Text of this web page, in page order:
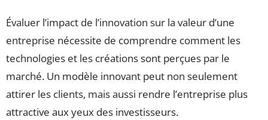
Évaluer l’impact de l’innovation sur la valeur d’une
entreprise nécessite de comprendre comment les
technologies et les créations sont perçues par le
marché. Un modèle innovant peut non seulement
attirer les clients, mais aussi rendre l’entreprise plus
attractive aux yeux des investisseurs.